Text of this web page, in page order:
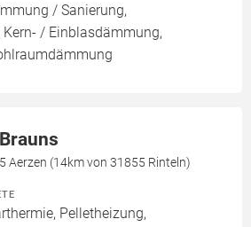
/ Sanierung,
/ Einblasdämmung,
Aerzen (14km von 31855 Rinteln)
Pelletheizung,